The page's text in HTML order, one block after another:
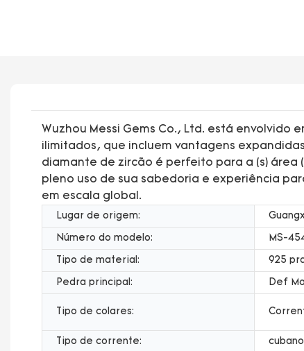
Wuzhou Messi Gems Co., Ltd. está
ilimitados, que incluem vantagens
diamante de zircão é perfeito para a (s) área
pleno uso de sua sabedoria e experiência
em escala global.
Lugar de origem:
Número do modelo: MS-
Tipo de material: 925
Pedra principal: Def
Tipo de colares:
Tipo de corrente: cubano